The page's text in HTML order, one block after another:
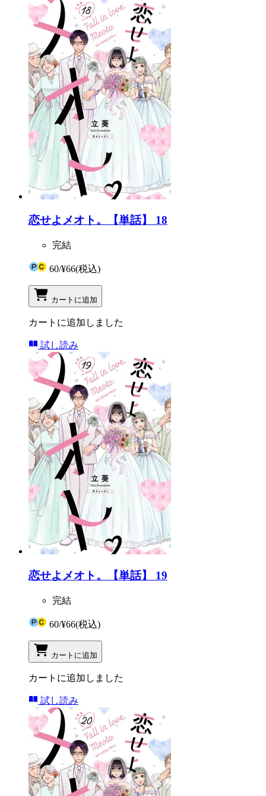
恋せよメオト。【単話】 18
完結
60/¥66(税込)
カートに追加
カートに追加しました
試し読み
恋せよメオト。【単話】 19
完結
60/¥66(税込)
カートに追加
カートに追加しました
試し読み